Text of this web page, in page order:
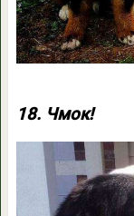
18. Чмок!